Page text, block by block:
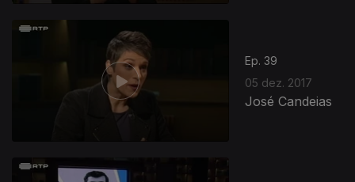
Ep. 39
05 dez. 2017
José Candeias